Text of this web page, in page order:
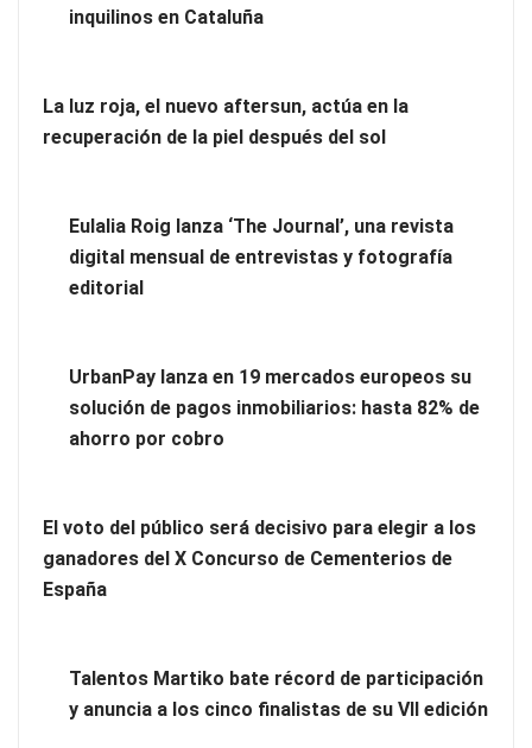
de entrevistas y fotografía editorial
inquilinos en Cataluña
La luz roja, el nuevo aftersun, actúa en la
recuperación de la piel después del sol
Eulalia Roig lanza ‘The Journal’, una revista
digital mensual de entrevistas y fotografía
editorial
UrbanPay lanza en 19 mercados europeos su
solución de pagos inmobiliarios: hasta 82% de
ahorro por cobro
El voto del público será decisivo para elegir a los
ganadores del X Concurso de Cementerios de
España
Talentos Martiko bate récord de participación
y anuncia a los cinco finalistas de su VII edición